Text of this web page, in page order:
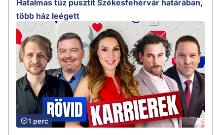
Hatalmas tűz pusztít Székesfehérvár határában,
több ház leégett
1 perc